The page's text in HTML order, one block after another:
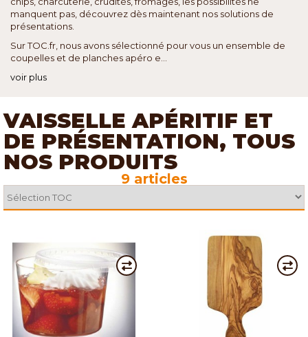
manquent pas, découvrez dès maintenant nos solutions de
présentations.
Sur TOC.fr, nous avons sélectionné pour vous un ensemble de
coupelles et de planches apéro e...
voir plus
VAISSELLE APÉRITIF ET
DE PRÉSENTATION, TOUS
NOS PRODUITS
9 articles